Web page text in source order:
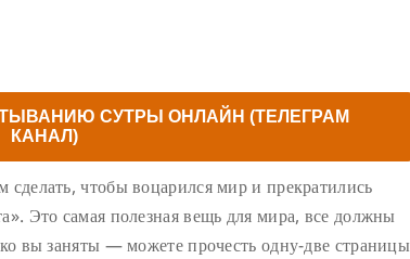
СУТРЫ ОНЛАЙН (ТЕЛЕГРАМ
КАНАЛ)
чтобы воцарился мир и прекратились
Это самая полезная вещь для мира, все должны
вы заняты — можете прочесть одну-две страницы